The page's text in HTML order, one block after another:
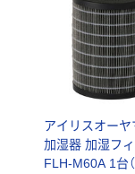
アイリスオーヤ
加湿器 加湿フ
FLH-M60A 1台（